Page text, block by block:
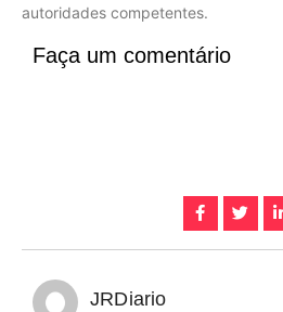
autoridades competentes.
Faça um comentário
JRDiario